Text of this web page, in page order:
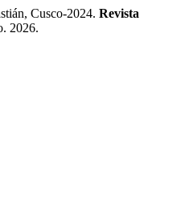
Cusco-2024. Revista
2026.